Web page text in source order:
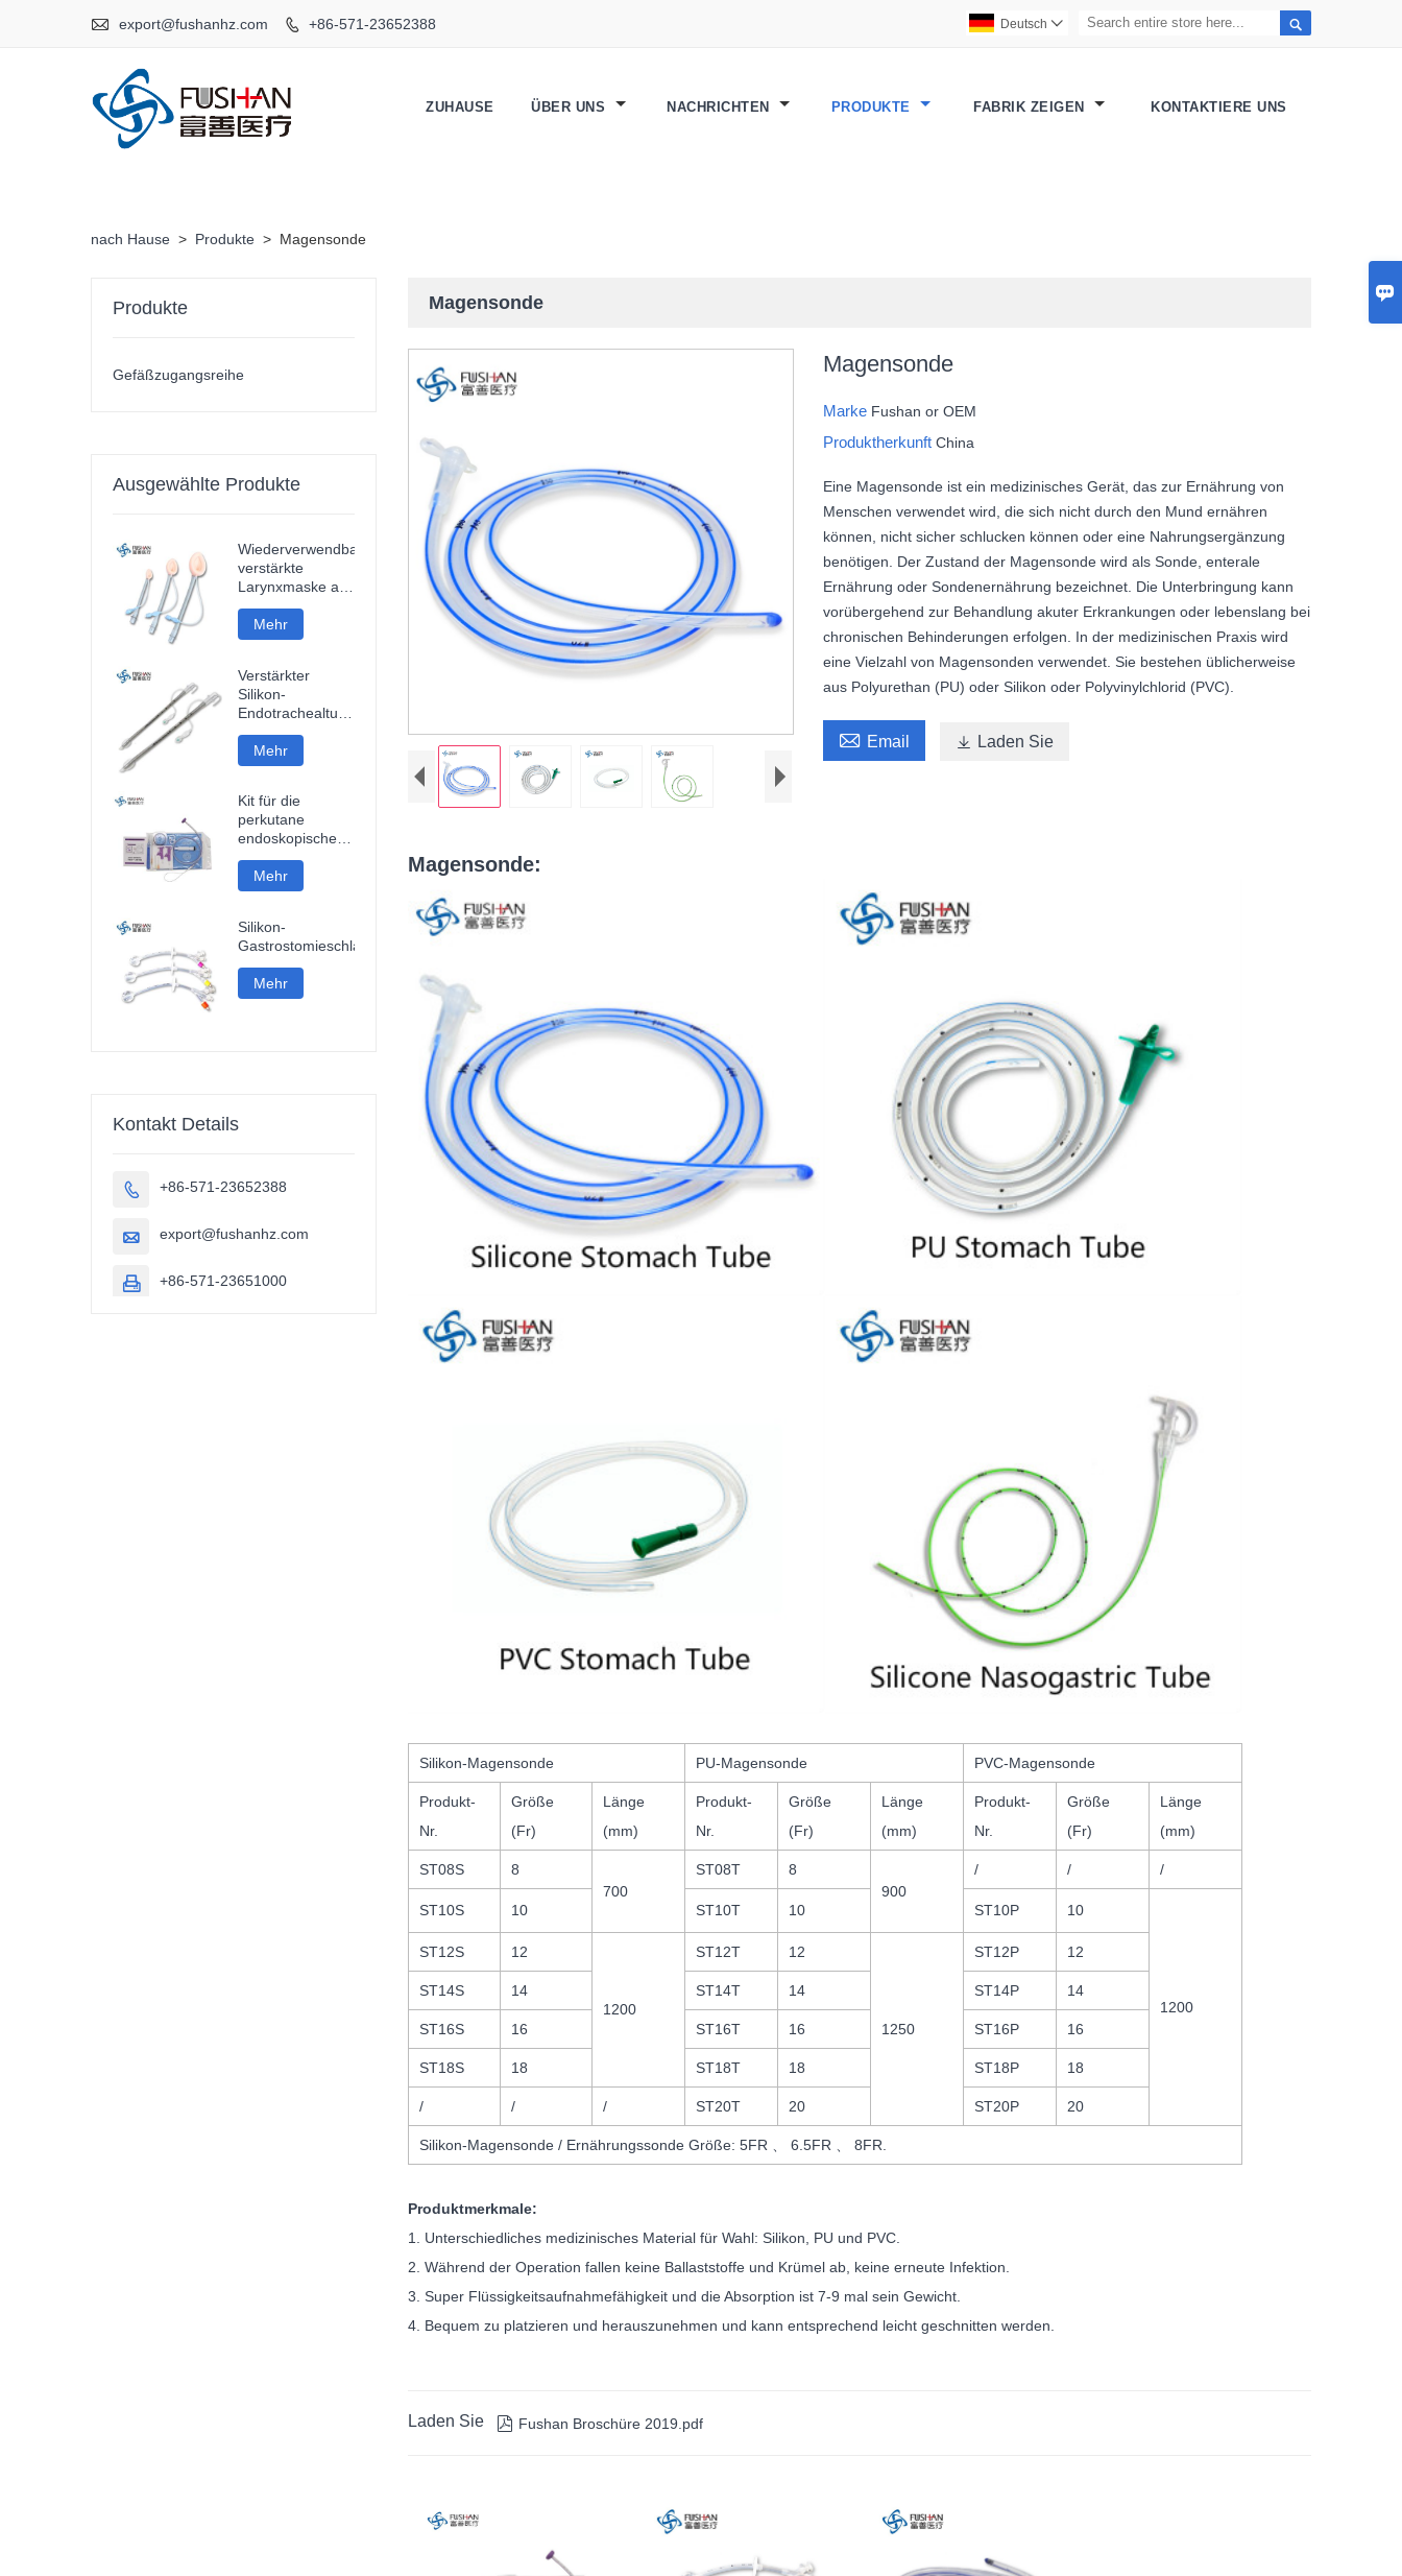

 export@fushanhz.com  +86-571-23652388 
Deutsch 
ZUHAUSE ÜBER UNS NACHRICHTEN PRODUKTE FABRIK ZEIGEN KONTAKTIERE UNS
nach Hause > Produkte > Magensonde
Magensonde
Magensonde
Marke Fushan or OEM
ProduktherkunftChina
Eine Magensonde ist ein medizinisches Gerät, das zur Ernährung von
Menschen verwendet wird, die sich nicht durch den Mund ernähren
können, nicht sicher schlucken können oder eine Nahrungsergänzung
benötigen. Der Zustand der Magensonde wird als Sonde, enterale
Ernährung oder Sondenernährung bezeichnet. Die Unterbringung kann
vorübergehend zur Behandlung akuter Erkrankungen oder lebenslang bei
chronischen Behinderungen erfolgen. In der medizinischen Praxis wird
eine Vielzahl von Magensonden verwendet. Sie bestehen üblicherweise
aus Polyurethan (PU) oder Silikon oder Polyvinylchlorid (PVC).
 Email  Laden Sie
Magensonde:
Silikon-Magensonde PU-Magensonde PVC-Magensonde
Produkt-
Nr.
Größe
(Fr)
Länge
(mm)
Produkt-
Nr.
Größe
(Fr)
Länge
(mm)
Produkt-
Nr.
Größe
(Fr)
Länge
(mm)
ST08S
8
700
ST08T
8
900
/ / /
ST10S 10 ST10T 10 ST10P 10
1200
ST12S 12
1200
ST12T 12
1250
ST12P 12
ST14S 14 ST14T 14 ST14P 14
ST16S 16 ST16T 16 ST16P 16
ST18S 18 ST18T 18 ST18P 18
/ / / ST20T 20 ST20P 20
Silikon-Magensonde / Ernährungssonde Größe: 5FR 、 6.5FR 、 8FR.
Produktmerkmale:
1. Unterschiedliches medizinisches Material für Wahl: Silikon, PU und PVC.
2. Während der Operation fallen keine Ballaststoffe und Krümel ab, keine erneute Infektion.
3. Super Flüssigkeitsaufnahmefähigkeit und die Absorption ist 7-9 mal sein Gewicht.
4. Bequem zu platzieren und herauszunehmen und kann entsprechend leicht geschnitten werden.
Laden Sie  Fushan Broschüre 2019.pdf
Produkte
Gefäßzugangsreihe
Ausgewählte Produkte
Wiederverwendbare
verstärkte
Larynxmaske aus
Silikon
Mehr
Verstärkter
Silikon-
Endotrachealtubus
zum
Einmalgebrauch
Mehr
Kit für die
perkutane
endoskopische
Gastrostomie
Mehr
Silikon-
Gastrostomieschlauch
Mehr
Kontakt Details
 +86-571-23652388
 export@fushanhz.com
 +86-571-23651000